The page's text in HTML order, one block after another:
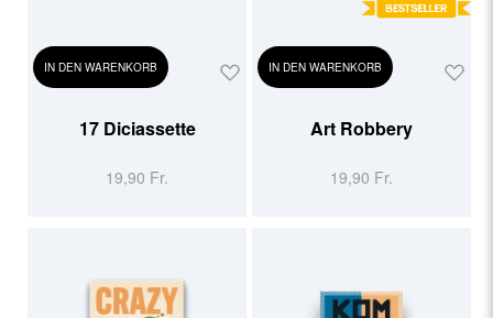
IN DEN WARENKORB
17 Diciassette
19,90 Fr.
IN DEN WARENKORB
Art Robbery
19,90 Fr.